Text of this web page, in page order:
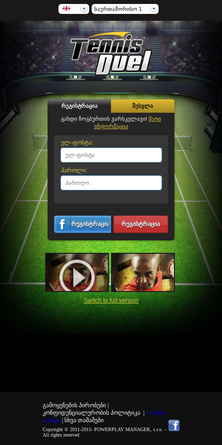
საერთაშორისო 1
რეგისტრაცია შესვლა
გახდი ჩოგბურთის ვარსკვლავი! მეტი
ინფორმაცია
ელ-ფოსტა:
პაროლი:
რეგისტრაცია რეგისტრაცია
Switch to full version
გამოყენების პირობები |
კონფიდენციალურობის პოლიტიკა| Cookies
settings
| სხვა თამაშები
Copyright © 2011-2015- POWERPLAY MANAGER, s.r.o. -
All rights reserved